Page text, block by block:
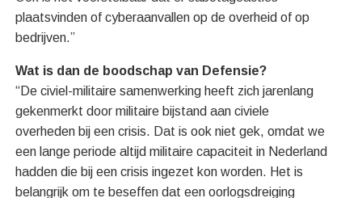
plaatsvinden of cyberaanvallen op de overheid of op
bedrijven.”
Wat is dan de boodschap van Defensie?
“De civiel-militaire samenwerking heeft zich jarenlang
gekenmerkt door militaire bijstand aan civiele
overheden bij een crisis. Dat is ook niet gek, omdat we
een lange periode altijd militaire capaciteit in Nederland
hadden die bij een crisis ingezet kon worden. Het is
belangrijk om te beseffen dat een oorlogsdreiging